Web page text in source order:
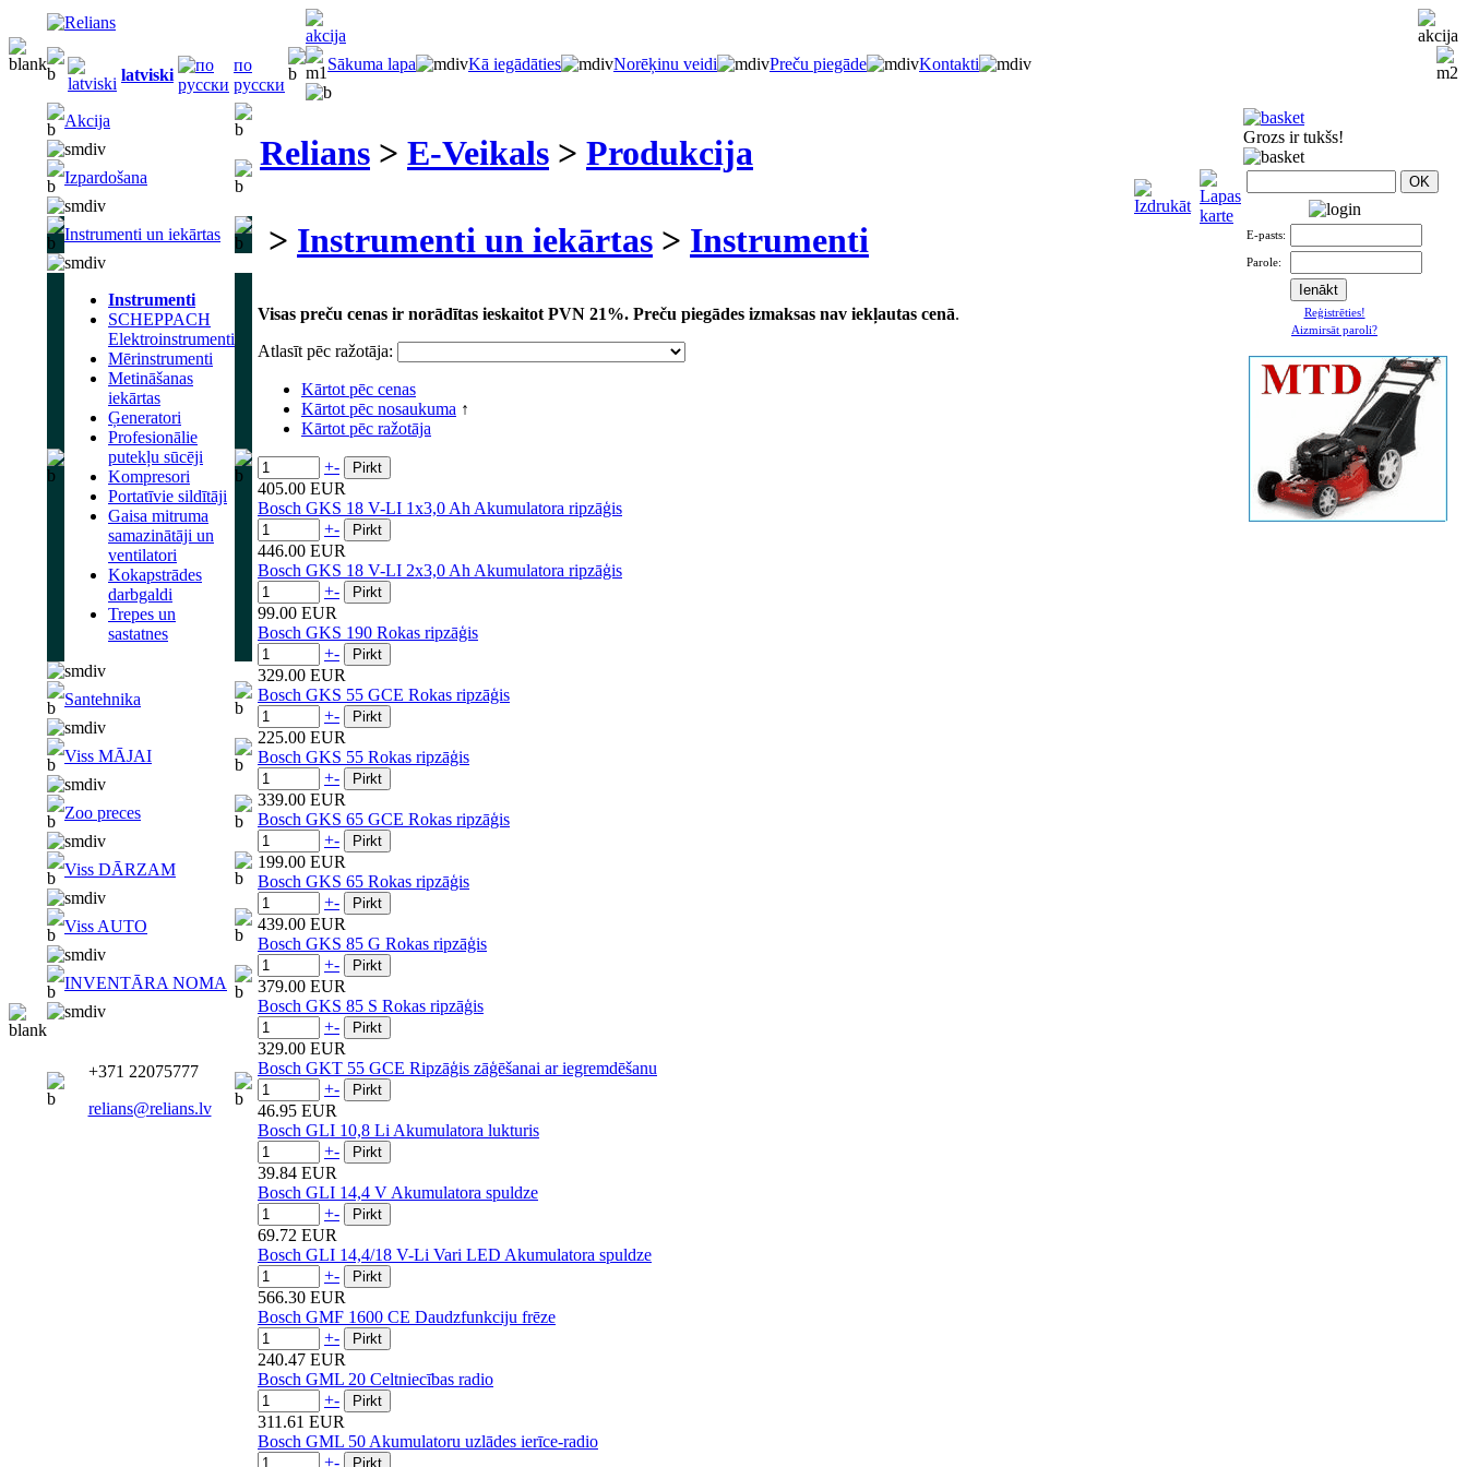
latviski
по
русски
Sākuma lapa Kā iegādāties Norēķinu veidi Preču piegāde Kontakti
Akcija
Izpardošana
Instrumenti un iekārtas
Instrumenti
SCHEPPACH
Elektroinstrumenti
Mērinstrumenti
Metināšanas
iekārtas
Ģeneratori
Profesionālie
putekļu sūcēji
Kompresori
Portatīvie sildītāji
Gaisa mitruma
samazinātāji un
ventilatori
Kokapstrādes
darbgaldi
Trepes un
sastatnes
Santehnika
Viss MĀJAI
Zoo preces
Viss DĀRZAM
Viss AUTO
INVENTĀRA NOMA
+371 22075777
relians@relians.lv
Relians > E-Veikals > Produkcija
> Instrumenti un iekārtas > Instrumenti
Visas preču cenas ir norādītas ieskaitot PVN 21%. Preču piegādes izmaksas nav iekļautas cenā.
Atlasīt pēc ražotāja:
Kārtot pēc cenas
Kārtot pēc nosaukuma ↑
Kārtot pēc ražotāja
+-
405.00 EUR
Bosch GKS 18 V-LI 1x3,0 Ah Akumulatora ripzāģis
+-
446.00 EUR
Bosch GKS 18 V-LI 2x3,0 Ah Akumulatora ripzāģis
+-
99.00 EUR
Bosch GKS 190 Rokas ripzāģis
+-
329.00 EUR
Bosch GKS 55 GCE Rokas ripzāģis
+-
225.00 EUR
Bosch GKS 55 Rokas ripzāģis
+-
339.00 EUR
Bosch GKS 65 GCE Rokas ripzāģis
+-
199.00 EUR
Bosch GKS 65 Rokas ripzāģis
+-
439.00 EUR
Bosch GKS 85 G Rokas ripzāģis
+-
379.00 EUR
Bosch GKS 85 S Rokas ripzāģis
+-
329.00 EUR
Bosch GKT 55 GCE Ripzāģis zāģēšanai ar iegremdēšanu
+-
46.95 EUR
Bosch GLI 10,8 Li Akumulatora lukturis
+-
39.84 EUR
Bosch GLI 14,4 V Akumulatora spuldze
+-
69.72 EUR
Bosch GLI 14,4/18 V-Li Vari LED Akumulatora spuldze
+-
566.30 EUR
Bosch GMF 1600 CE Daudzfunkciju frēze
+-
240.47 EUR
Bosch GML 20 Celtniecības radio
+-
311.61 EUR
Bosch GML 50 Akumulatoru uzlādes ierīce-radio
+-
Grozs ir tukšs!
E-pasts:
Parole:
Reģistrēties!
Aizmirsāt paroli?